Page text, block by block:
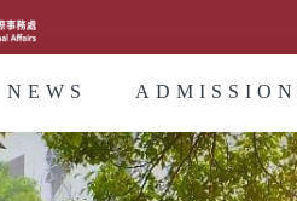
NEWS